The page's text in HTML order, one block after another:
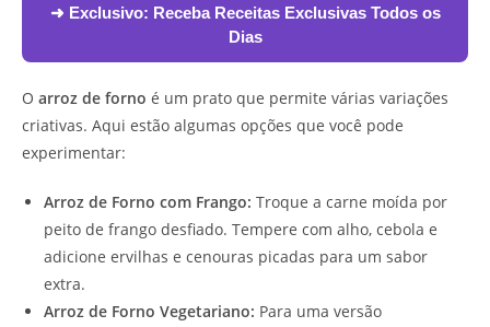
➜ Exclusivo: Receba Receitas Exclusivas Todos os
Dias
O arroz de forno é um prato que permite várias variações
criativas. Aqui estão algumas opções que você pode
experimentar:
Arroz de Forno com Frango: Troque a carne moída por
peito de frango desfiado. Tempere com alho, cebola e
adicione ervilhas e cenouras picadas para um sabor
extra.
Arroz de Forno Vegetariano: Para uma versão